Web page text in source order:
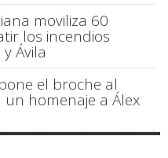
moviliza 60
los incendios
Ávila
el broche al
homenaje a Álex